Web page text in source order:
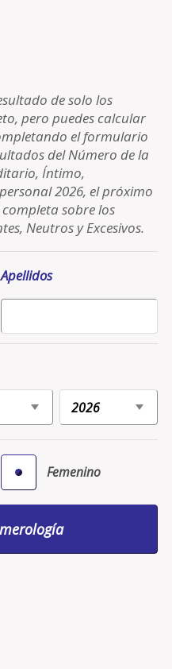
de solo los
pero puedes calcular
el formulario
del Número de la
Íntimo,
2026, el próximo
sobre los
Neutros y Excesivos.
Apellidos
Femenino